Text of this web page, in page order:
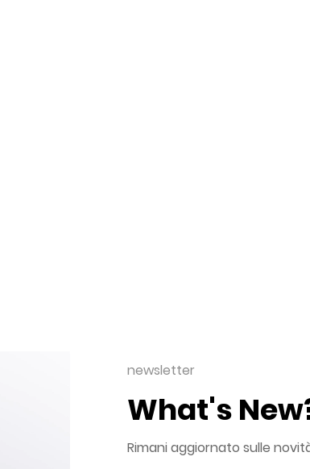
newsletter
What's
Rimani aggiornato sulle